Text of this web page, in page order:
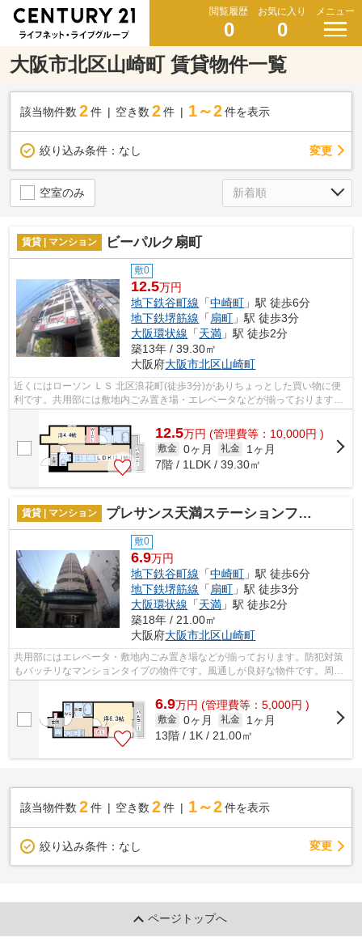
閲覧履歴
0
お気に入り
0
メニュー
大阪市北区山崎町 賃貸物件一覧
該当物件数 2件 空き数 2 件 1～2 件を表示
絞り込み条件： なし 変更
空室のみ
賃貸 | マンション ビーパルク扇町
敷0
12.5万円
地下鉄谷町線 「中崎町 」駅 徒歩6分
地下鉄堺筋線 「扇町 」駅 徒歩3分
大阪環状線 「天満 」駅 徒歩2分
築13年 / 39.30㎡
大阪府大阪市北区山崎町
近くにはローソン ＬＳ 北区浪花町(徒歩3分)がありちょっとした買い物に便
利です。共用部には敷地内ごみ置き場・エレベータなどが揃っております。
12.5万円 (管理費等：10,000円 )
敷金 0ヶ月 礼金
1ヶ月
7階 / 1LDK / 39.30㎡
賃貸 | マンション プレサンス天満ステーションフロント
敷0
6.9万円
地下鉄谷町線 「中崎町 」駅 徒歩6分
地下鉄堺筋線 「 扇町 」駅 徒歩3分
大阪環状線 「天満 」駅 徒歩2分
築18年 / 21.00㎡
大阪府大阪市北区山崎町
共用部にはエレベータ・敷地内ごみ置き場などが揃っております。防犯対策
もバッチリなマンションタイプの物件です。風通しが良好な物件です。周辺
6.9万円 (管理費等：5,000円 )
敷金 0ヶ月 礼金
1ヶ月
13階 / 1K / 21.00㎡
該当物件数 2件 空き数 2 件 1～2 件を表示
絞り込み条件： なし 変更
ページトップへ